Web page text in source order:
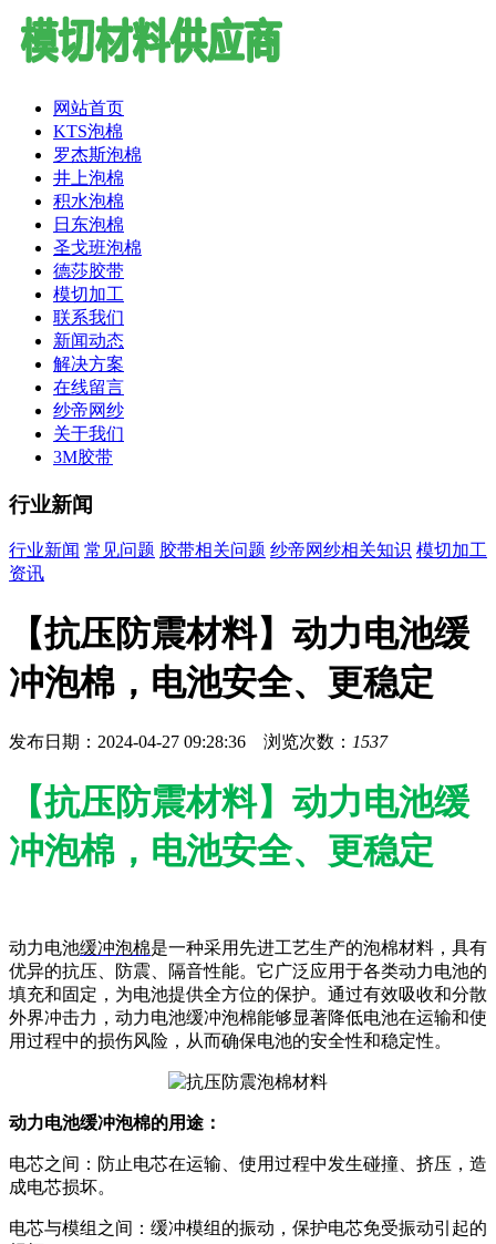
网站首页
KTS泡棉
罗杰斯泡棉
井上泡棉
积水泡棉
日东泡棉
圣戈班泡棉
德莎胶带
模切加工
联系我们
新闻动态
解决方案
在线留言
纱帝网纱
关于我们
3M胶带
行业新闻
行业新闻 常见问题 胶带相关问题 纱帝网纱相关知识 模切加工
资讯
【抗压防震材料】动力电池缓
冲泡棉，电池安全、更稳定
发布日期：2024-04-27 09:28:36 浏览次数： 1537
【抗压防震材料】动力电池缓
冲泡棉，电池安全、更稳定
动力电池缓冲泡棉是一种采用先进工艺生产的泡棉材料，具有
优异的抗压、防震、隔音性能。它广泛应用于各类动力电池的
填充和固定，为电池提供全方位的保护。通过有效吸收和分散
外界冲击力，动力电池缓冲泡棉能够显著降低电池在运输和使
用过程中的损伤风险，从而确保电池的安全性和稳定性。
动力电池缓冲泡棉的用途：
电芯之间：防止电芯在运输、使用过程中发生碰撞、挤压，造
成电芯损坏。
电芯与模组之间：缓冲模组的振动，保护电芯免受振动引起的